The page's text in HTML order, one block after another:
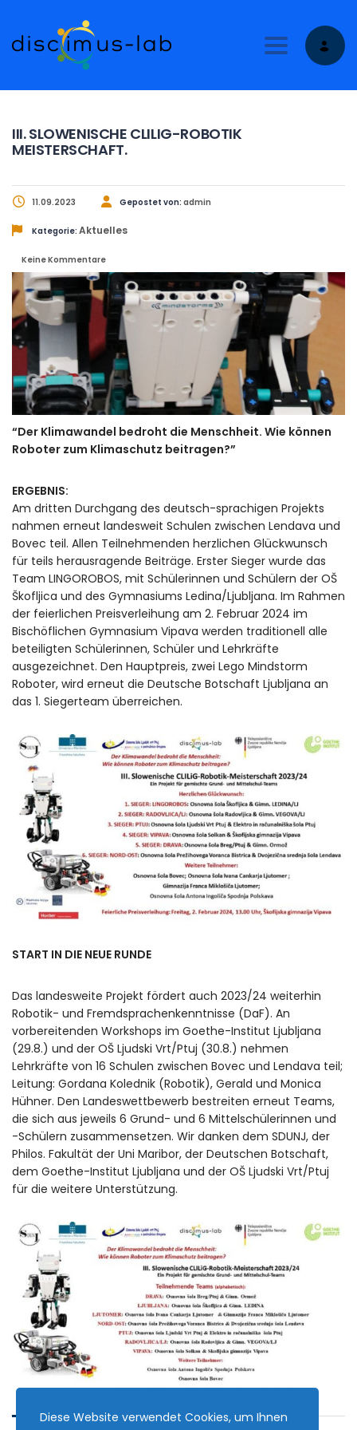
Toggle
III. SLOWENISCHE CLILIG-ROBOTIK
MEISTERSCHAFT.
11.09.2023 Gepostet von: admin
Kategorie: Aktuelles
Keine Kommentare
“Der Klimawandel bedroht die Menschheit. Wie können
Roboter zum Klimaschutz beitragen?”
ERGEBNIS:
Am dritten Durchgang des deutsch-sprachigen Projekts
nahmen erneut landesweit Schulen zwischen Lendava und
Bovec teil. Allen Teilnehmenden herzlichen Glückwunsch
für teils herausragende Beiträge. Erster Sieger wurde das
Team LINGOROBOS, mit Schülerinnen und Schülern der OŠ
Škofljica und des Gymnasiums Ledina/Ljubljana. Im Rahmen
der feierlichen Preisverleihung am 2. Februar 2024 im
Bischöflichen Gymnasium Vipava werden traditionell alle
beteiligten Schülerinnen, Schüler und Lehrkräfte
ausgezeichnet. Den Hauptpreis, zwei Lego Mindstorm
Roboter, wird erneut die Deutsche Botschaft Ljubljana an
das 1. Siegerteam überreichen.
START IN DIE NEUE RUNDE
Das landesweite Projekt fördert auch 2023/24 weiterhin
Robotik- und Fremdsprachenkenntnisse (DaF). An
vorbereitenden Workshops im Goethe-Institut Ljubljana
(29.8.) und der OŠ Ljudski Vrt/Ptuj (30.8.) nehmen
Lehrkräfte von 16 Schulen zwischen Bovec und Lendava teil;
Leitung: Gordana Kolednik (Robotik), Gerald und Monica
Hühner. Den Landeswettbewerb bestreiten erneut Teams,
die sich aus jeweils 6 Grund- und 6 Mittelschülerinnen und
-Schülern zusammensetzen. Wir danken dem SDUNJ, der
Philos. Fakultät der Uni Maribor, der Deutschen Botschaft,
dem Goethe-Institut Ljubljana und der OŠ Ljudski Vrt/Ptuj
für die weitere Unterstützung.
Diese Website verwendet Cookies, um Ihnen